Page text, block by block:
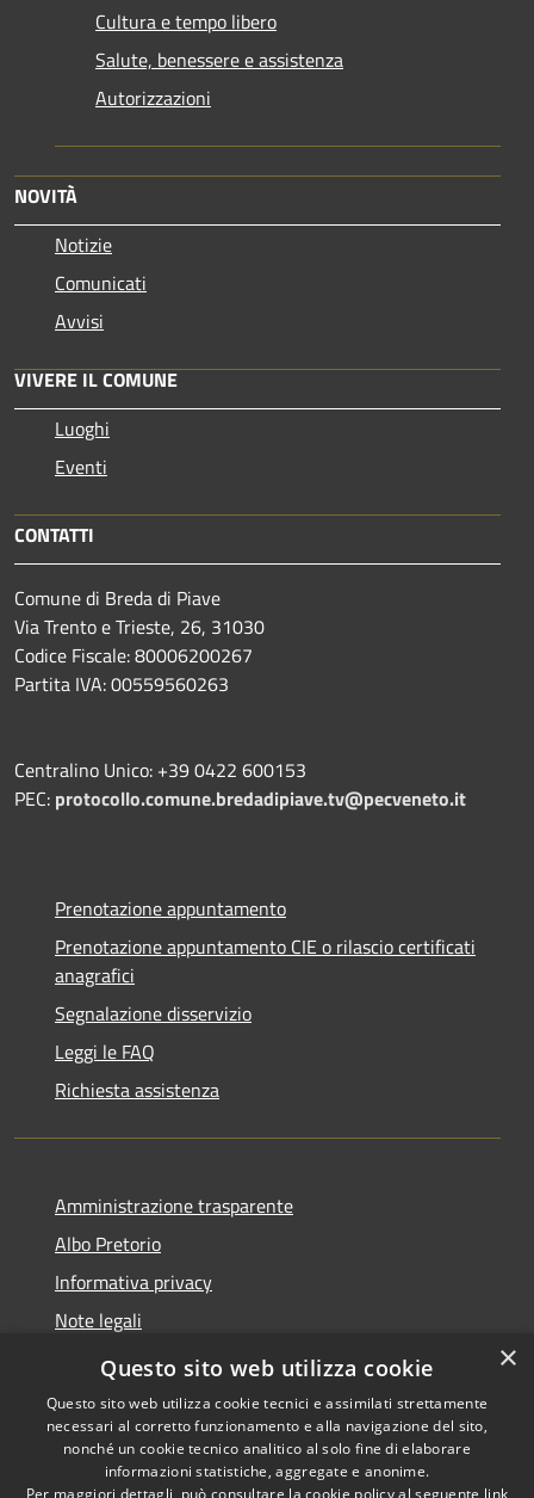
Cultura e tempo libero
Salute, benessere e assistenza
Autorizzazioni
NOVITÀ
Notizie
Comunicati
Avvisi
VIVERE IL COMUNE
Luoghi
Eventi
CONTATTI
Comune di Breda di Piave
Via Trento e Trieste, 26, 31030
Codice Fiscale: 80006200267
Partita IVA: 00559560263
Centralino Unico: +39 0422 600153
PEC: protocollo.comune.bredadipiave.tv@pecveneto.it
Prenotazione appuntamento
Prenotazione appuntamento CIE o rilascio certificati
anagrafici
Segnalazione disservizio
Leggi le FAQ
Richiesta assistenza
Amministrazione trasparente
Albo Pretorio
Informativa privacy
Note legali
Dichiarazione di accessibilità
Copyright © 2026 • Comune di
×
Questo sito web utilizza cookie
Questo sito web utilizza cookie tecnici e assimilati strettamente
necessari al corretto funzionamento e alla navigazione del sito,
nonché un cookie tecnico analitico al solo fine di elaborare
informazioni statistiche, aggregate e anonime.
Per maggiori dettagli, può consultare la cookie policy al seguente link